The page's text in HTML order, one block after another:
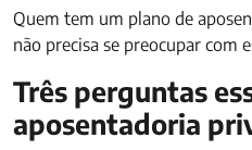
Quem tem um plano de
não precisa se preocupar com
Três perguntas
aposentadoria